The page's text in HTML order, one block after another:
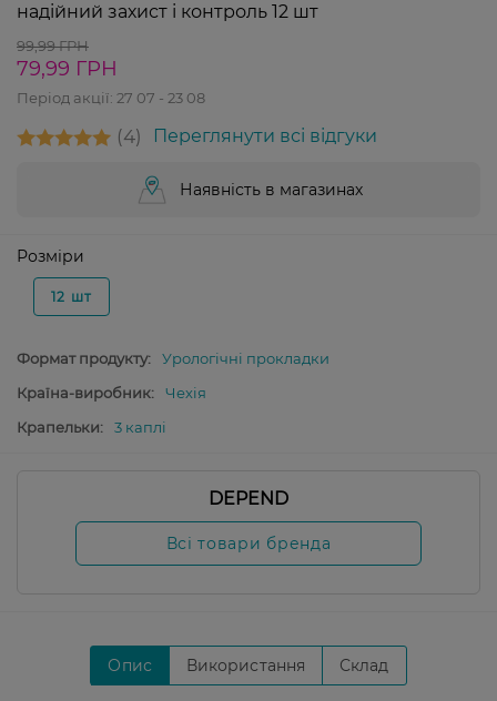
надійний захист і контроль 12 шт
99,99 ГРН
79,99 ГРН
Період акції: 27 07 - 23 08
4 Переглянути всі відгуки
Наявність в магазинах
Розміри
12 шт
Формат продукту:
Урологічні прокладки
Країна-виробник:
Чехія
Крапельки:
3 каплі
DEPEND
Всі товари бренда
Опис Використання Склад